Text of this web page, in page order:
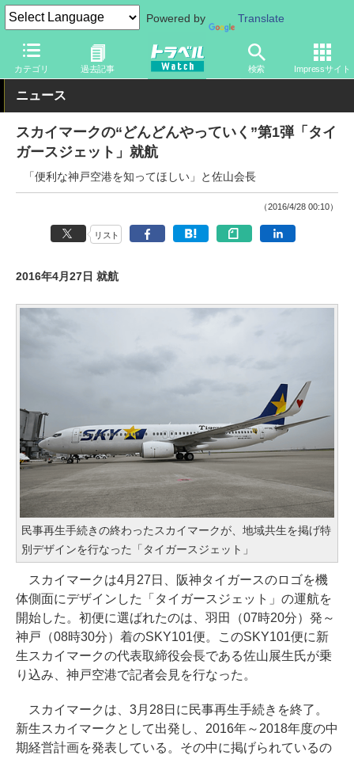
Powered by Translate
カテゴリ 過去記事 検索 Impressサイト
トラベル Watch 旅の方法 空旅 飛行機
ニュース
スカイマークの“どんどんやっていく”第1弾「タイ
ガースジェット」就航
「便利な神戸空港を知ってほしい」と佐山会長
（2016/4/28 00:10）
リスト
2016年4月27日 就航
民事再生手続きの終わったスカイマークが、地域共生を掲げ特
別デザインを行なった「タイガースジェット」
スカイマークは4月27日、阪神タイガースのロゴを機
体側面にデザインした「タイガースジェット」の運航を
開始した。初便に選ばれたのは、羽田（07時20分）発～
神戸（08時30分）着のSKY101便。このSKY101便に新
生スカイマークの代表取締役会長である佐山展生氏が乗
り込み、神戸空港で記者会見を行なった。
スカイマークは、3月28日に民事再生手続きを終了。
新生スカイマークとして出発し、2016年～2018年度の中
期経営計画を発表している。その中に掲げられているの